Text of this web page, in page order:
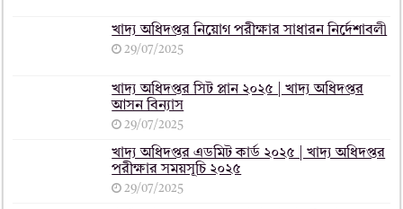
খাদ্য অধিদপ্তর নিয়োগ পরীক্ষার সাধারন নির্দেশাবলী
29/07/2025
খাদ্য অধিদপ্তর সিট প্লান ২০২৫ | খাদ্য অধিদপ্তর
আসন বিন্যাস
29/07/2025
খাদ্য অধিদপ্তর এডমিট কার্ড ২০২৫ | খাদ্য অধিদপ্তর
পরীক্ষার সময়সূচি ২০২৫
29/07/2025